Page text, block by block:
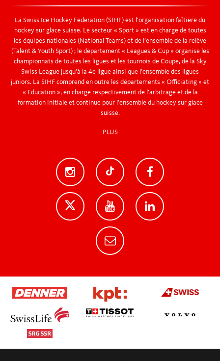
La Swiss Ice Hockey Federation (SIHF) est l’organisation faîtière du
hockey sur glace suisse. Le secteur « Sport » est en charge de toutes
les équipes nationales (National Teams) et de l’ensemble de la relève
(Talent & Youth Sport) ; le département « Leagues & Cup » organise les
championnats de toutes les ligues et les tournois de Coupe, de la Sky
Swiss League jusqu’à la 4e ligue ainsi que l’ensemble des ligues
juniors. La SIHF comprend en outre les départements « Officiating » et
« Education », en charge respectivement de l’arbitrage et de la
formation initiale et continue pour l’ensemble du hockey sur glace
suisse.
PLUS